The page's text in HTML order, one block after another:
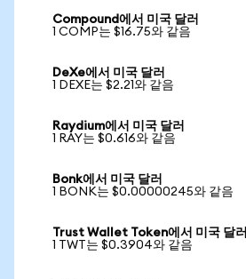
Compound에서 미국 달러
1 COMP는 $16.75와 같음
DeXe에서 미국 달러
1 DEXE는 $2.21와 같음
Raydium에서 미국 달러
1 RAY는 $0.616와 같음
Bonk에서 미국 달러
1 BONK는 $0.00000245와 같음
Trust Wallet Token에서 미국 달러
1 TWT는 $0.3904와 같음